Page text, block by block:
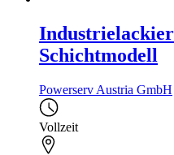
Schichtmodell
Powerserv Austria GmbH
Vollzeit